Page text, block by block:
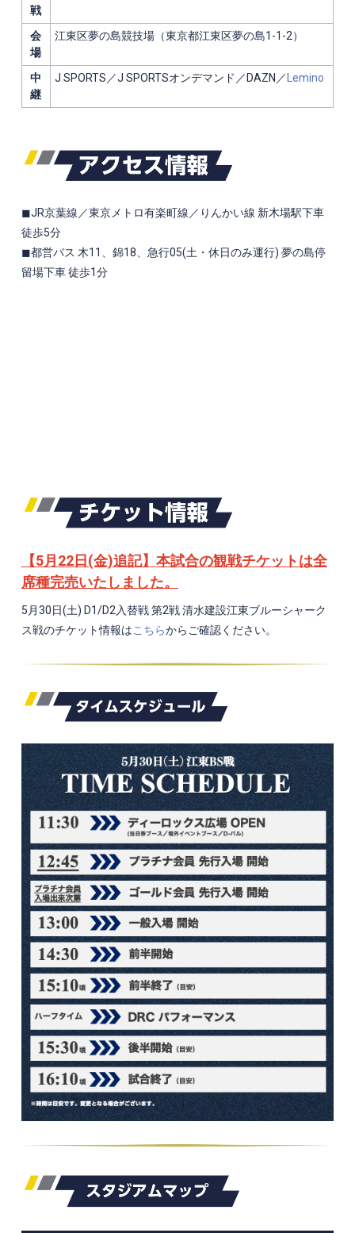
戦
会
場
江東区夢の島競技場（東京都江東区夢の島1-1-2）
中
継
J SPORTS ／J SPORTSオンデマンド／ DAZN ／ Lemino
◼︎JR京葉線／東京メトロ有楽町線／りんかい線 新木場駅下車
徒歩5分
◼︎都営バス 木11、錦18、急行05(土・休日のみ運行) 夢の島停
留場下車 徒歩1分
【5月22日(金)追記】本試合の観戦チケットは全
席種完売いたしました。
5月30日(土) D1/D2入替戦 第2戦清水建設江東ブルーシャーク
ス戦のチケット情報はこちらからご確認ください。